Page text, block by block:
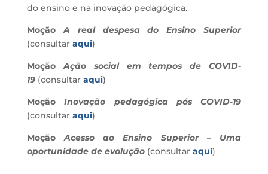
do ensino e na inovação pedagógica.
MoçãoA real despesa do Ensino Superior
(consultar aqui)
MoçãoAção social em tempos de COVID-
19 (consultar aqui)
MoçãoInovação pedagógica pós COVID-19
(consultar aqui)
MoçãoAcesso ao Ensino Superior – Uma
oportunidade de evolução (consultar aqui)